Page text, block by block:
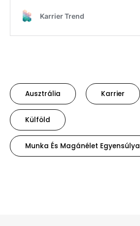
Ausztrália Karrier
Külföld
Munka És Magánélet Egyensúlya